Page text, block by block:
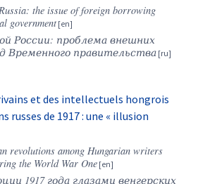
the issue of foreign borrowing
government
России: проблема внешних
Временного правительства
et des intellectuels hongrois
russes de 1917 : une « illusion
revolutions among Hungarian writers
the World War One
1917 года глазами венгерских